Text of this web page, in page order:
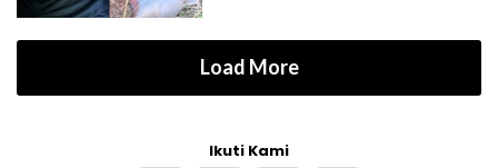
Load More
Ikuti Kami